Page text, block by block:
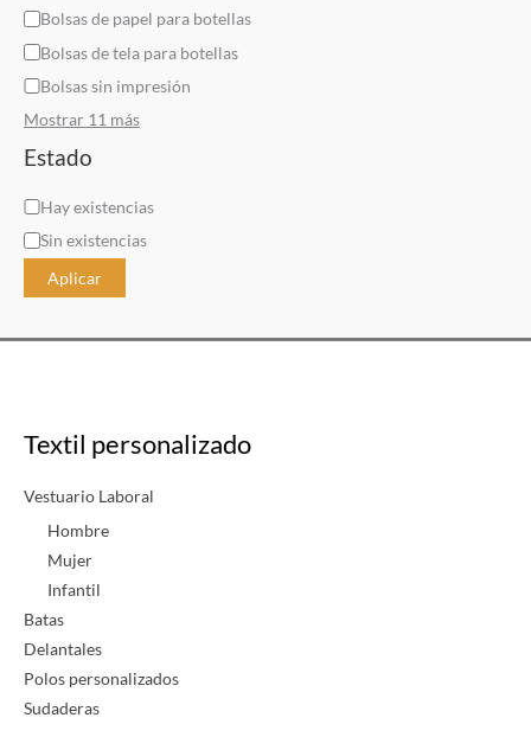
Bolsas de papel para botellas
Bolsas de tela para botellas
Bolsas sin impresión
Mostrar 11 más
Estado
D
i
p
o
l
d
Hay existencias
Sin existencias
Aplicar
Textil personalizado
Vestuario Laboral
Hombre
Mujer
Infantil
Batas
Delantales
Polos personalizados
Sudaderas